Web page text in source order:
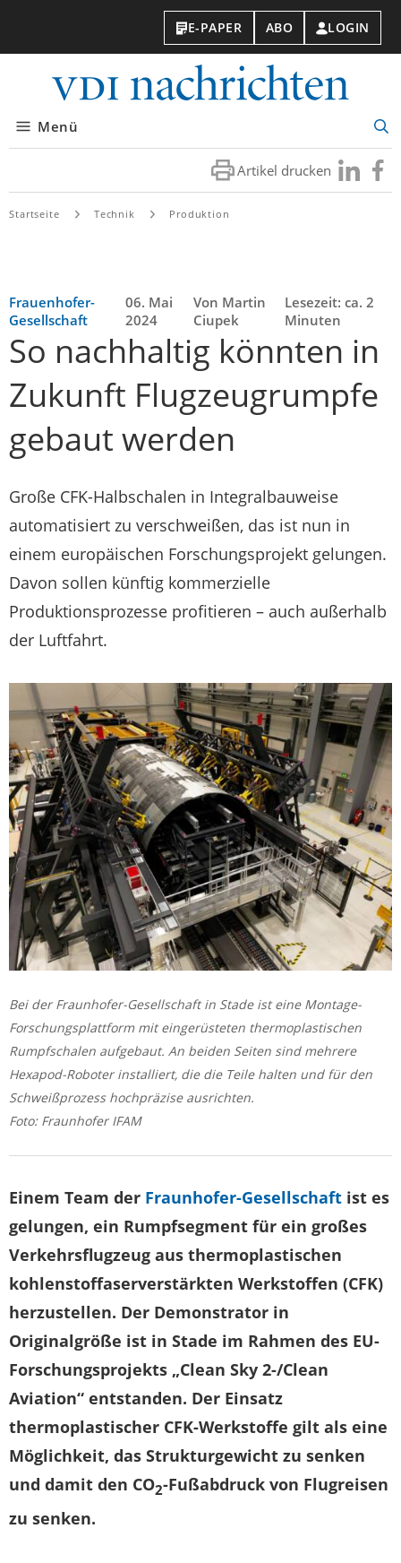
E-PAPER ABO LOGIN
Menü
Artikel drucken Besuchen
Sie
Sie
Startseite Technik Produktion
Frauenhofer-
Gesellschaft
06. Mai
2024
Von Martin
Ciupek
Lesezeit: ca. 2
Minuten
So nachhaltig könnten in
Zukunft Flugzeugrumpfe
gebaut werden
Große CFK-Halbschalen in Integralbauweise
automatisiert zu verschweißen, das ist nun in
einem europäischen Forschungsprojekt gelungen.
Davon sollen künftig kommerzielle
Produktionsprozesse profitieren – auch außerhalb
der Luftfahrt.
Bei der Fraunhofer-Gesellschaft in Stade ist eine Montage-
Forschungsplattform mit eingerüsteten thermoplastischen
Rumpfschalen aufgebaut. An beiden Seiten sind mehrere
Hexapod-Roboter installiert, die die Teile halten und für den
Schweißprozess hochpräzise ausrichten.
Foto: Fraunhofer IFAM
Einem Team der Fraunhofer-Gesellschaft ist es
gelungen, ein Rumpfsegment für ein großes
Verkehrsflugzeug aus thermoplastischen
kohlenstoffaserverstärkten Werkstoffen (CFK)
herzustellen. Der Demonstrator in
Originalgröße ist in Stade im Rahmen des EU-
Forschungsprojekts „Clean Sky 2-/Clean
Aviation“ entstanden. Der Einsatz
thermoplastischer CFK-Werkstoffe gilt als eine
Möglichkeit, das Strukturgewicht zu senken
und damit den CO2-Fußabdruck von Flugreisen
zu senken.